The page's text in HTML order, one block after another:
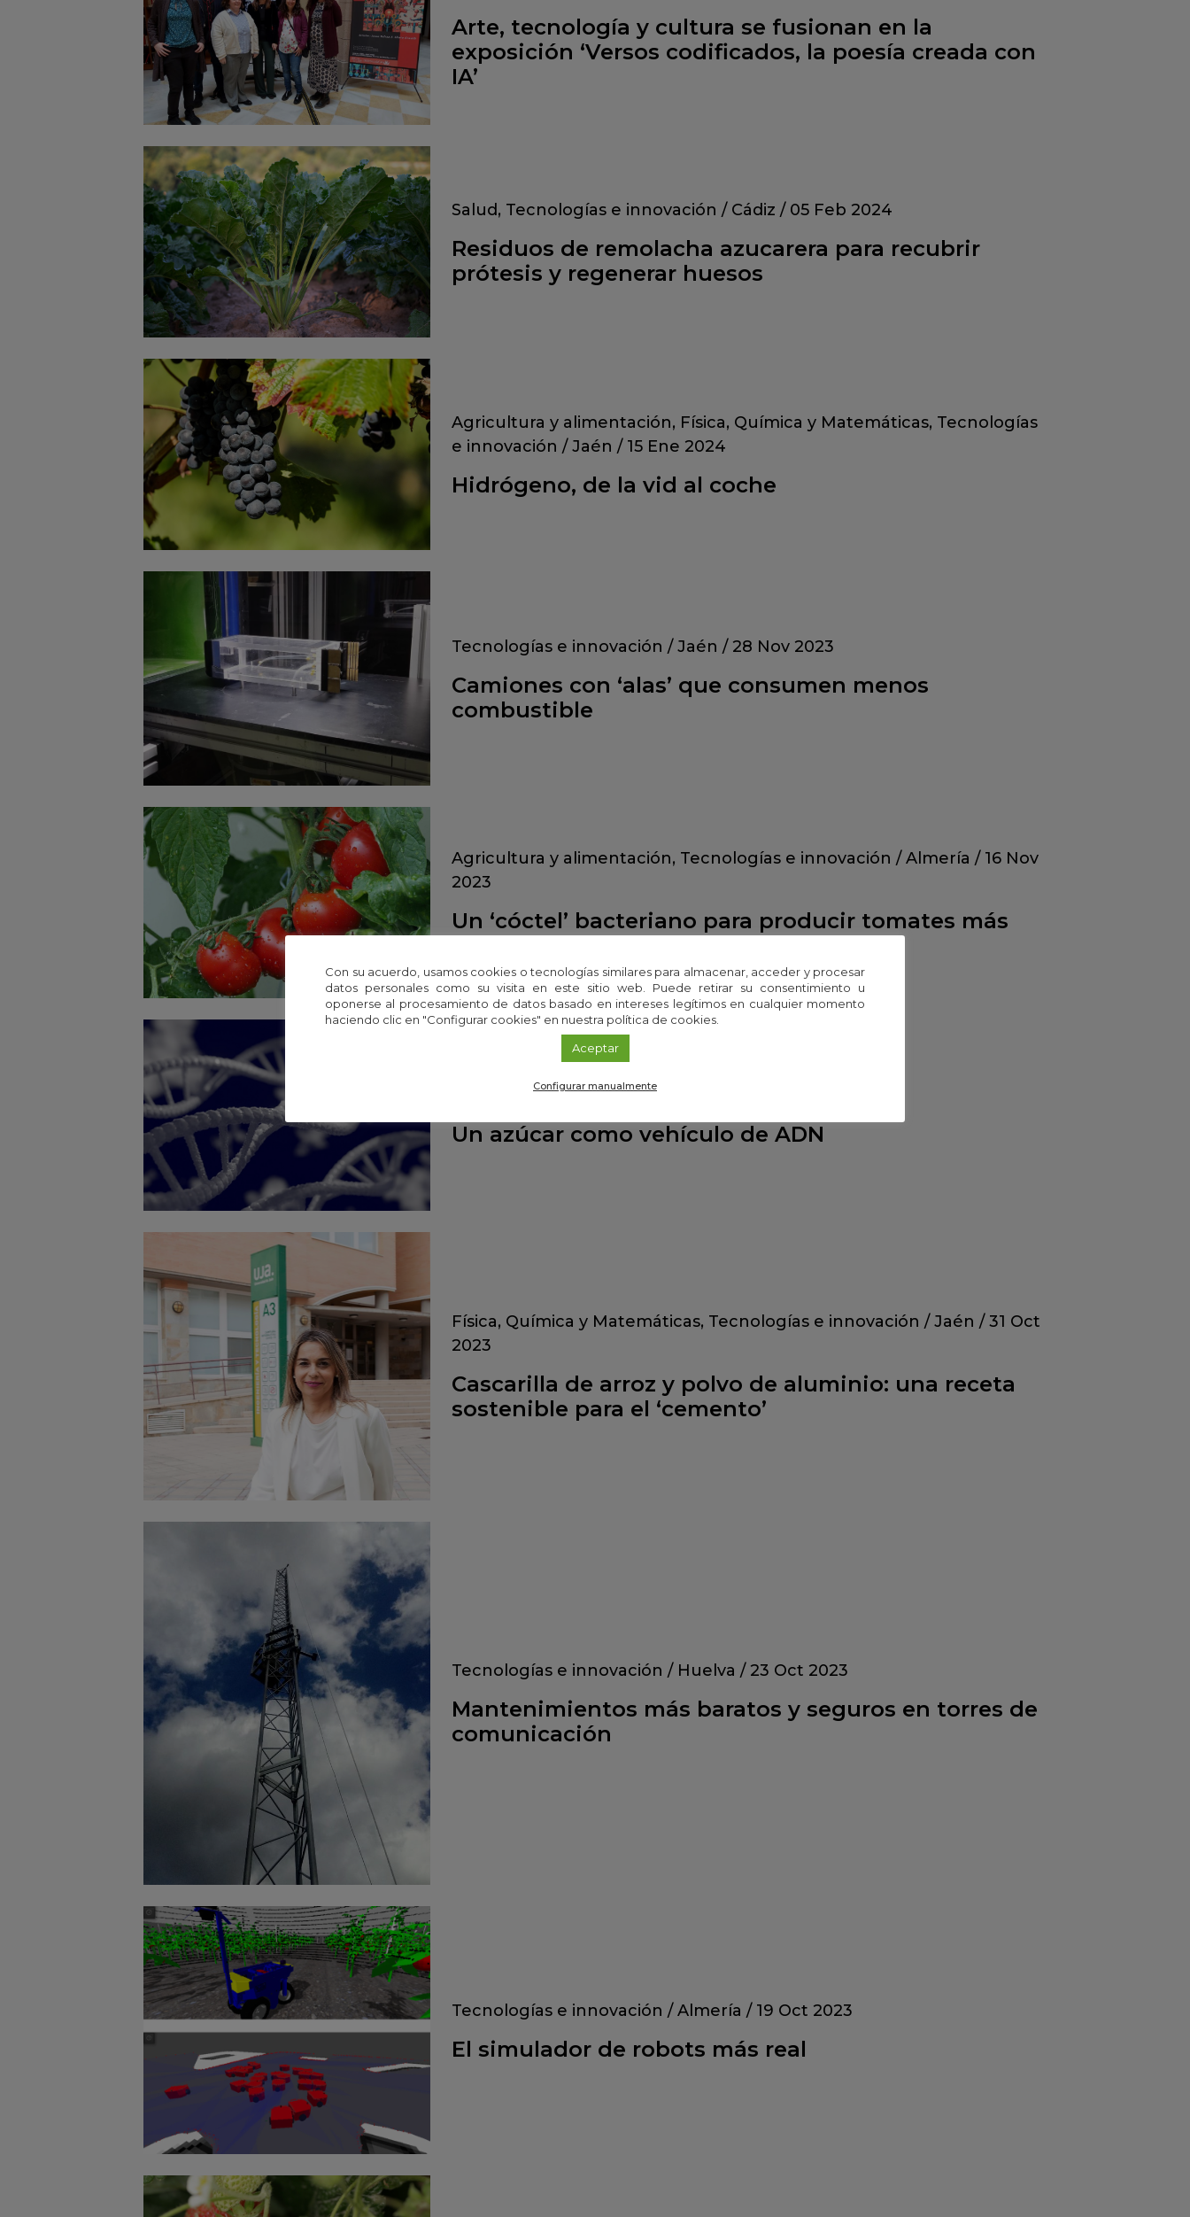
Arte, tecnología y cultura se fusionan en la
exposición ‘Versos codificados, la poesía creada con
IA’
Salud, Tecnologías e innovación / Cádiz / 05 Feb 2024
Residuos de remolacha azucarera para recubrir
prótesis y regenerar huesos
Agricultura y alimentación, Física, Química y Matemáticas, Tecnologías
e innovación /Jaén / 15 Ene 2024
Hidrógeno, de la vid al coche
Tecnologías e innovación /Jaén / 28 Nov 2023
Camiones con ‘alas’ que consumen menos
combustible
Agricultura y alimentación, Tecnologías e innovación /Almería / 16 Nov
2023
Un ‘cóctel’ bacteriano para producir tomates más
Tecnologías e innovación
Un azúcar como vehículo de ADN
Física, Química y Matemáticas, Tecnologías e innovación /Jaén /31 Oct
2023
Cascarilla de arroz y polvo de aluminio: una receta
sostenible para el ‘cemento’
Tecnologías e innovación / Huelva / 23 Oct 2023
Mantenimientos más baratos y seguros en torres de
comunicación
Tecnologías e innovación /Almería / 19 Oct 2023
El simulador de robots más real
Con su acuerdo, usamos cookies o tecnologías similares para almacenar, acceder y procesar
datos personales como su visita en este sitio web. Puede retirar su consentimiento u
oponerse al procesamiento de datos basado en intereses legítimos en cualquier momento
haciendo clic en "Configurar cookies" en nuestra política de cookies.
Aceptar
Configurar manualmente